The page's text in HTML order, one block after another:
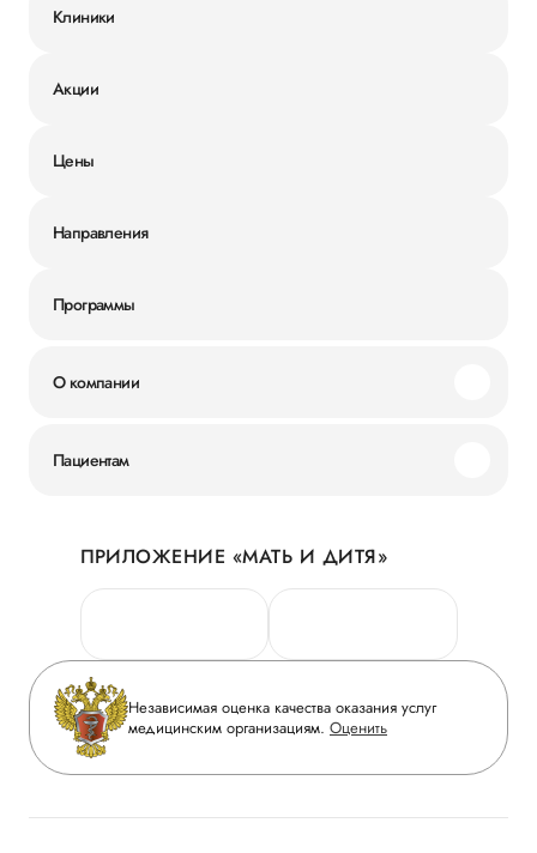
Клиники
Акции
Цены
Направления
Программы
О компании
Новости
Руководство
Сотрудничество
Инвесторам
Журнал «Мать и дитя»
Вакансии
Медицинский туризм
Пациентам
Личный кабинет
Персональные данные
Горячая линия качества
Вопрос-ответ
Приложение пациента
Статьи
ПРИЛОЖЕНИЕ «МАТЬ И ДИТЯ»
Независимая оценка качества оказания услуг
медицинским организациям. Оценить